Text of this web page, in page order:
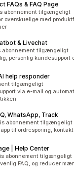
FAQs & FAQ Page
i alt
abonnement tilgængeligt
overskuelige med
& Livechat
alt
abonnement tilgængeligt
personlig kundesupport
help responder
tilgængeligt
via e-mail og
WhatsApp, Track
i altabonnement tilgængeligt
til ordresporing,
| Help Center
i altabonnement tilgængeligt
FAQ, og reducer